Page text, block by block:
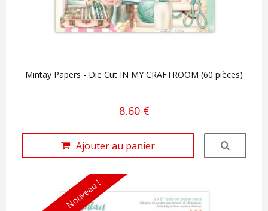
Mintay Papers - Die Cut IN MY CRAFTROOM (60 pièces)
8,60 €
Ajouter au panier
Nouveau !